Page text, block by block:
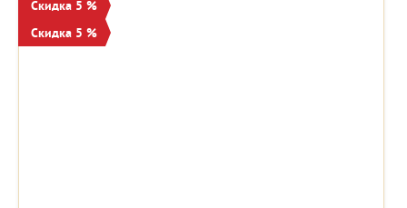
Скидка 5 %
Скидка 5 %